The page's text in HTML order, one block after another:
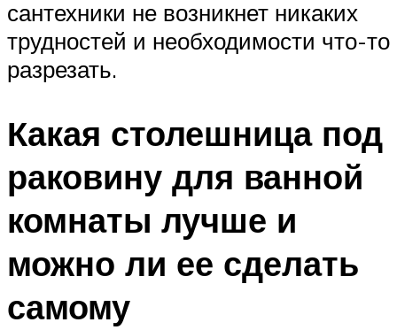
сантехники не возникнет никаких
трудностей и необходимости что-то
разрезать.
Какая столешница под
раковину для ванной
комнаты лучше и
можно ли ее сделать
самому